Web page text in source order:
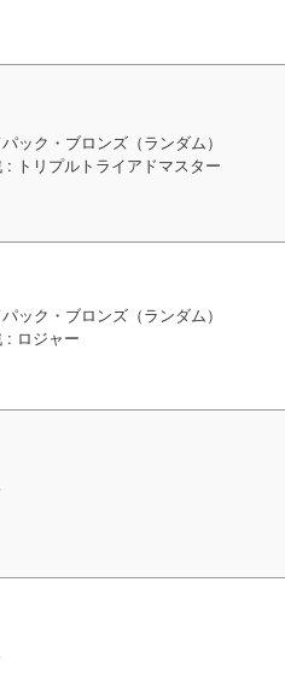
ック・ブロンズ（ランダム）
: トリプルトライアドマスター
ック・ブロンズ（ランダム）
: ロジャー